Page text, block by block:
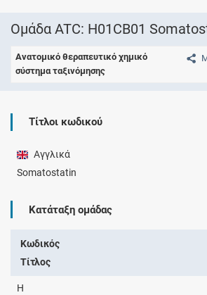
Ομάδα ATC: H01CB01
Ανατομικό θεραπευτικό χημικό
σύστημα ταξινόμησης
Τίτλοι κωδικού
Αγγλικά
Somatostatin
Κατάταξη ομάδας
Κωδικός
Τίτλος
H